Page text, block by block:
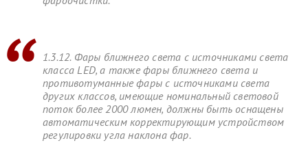
1.3.12. Фары ближнего света с источниками света
класса LED, а также фары ближнего света и
противотуманные фары с источниками света
других классов, имеющие номинальный световой
поток более 2000 люмен, должны быть оснащены
автоматическим корректирующим устройством
регулировки угла наклона фар.